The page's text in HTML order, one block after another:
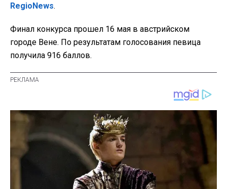
RegioNews.
Финал конкурса прошел 16 мая в австрийском
городе Вене. По результатам голосования певица
получила 916 баллов.